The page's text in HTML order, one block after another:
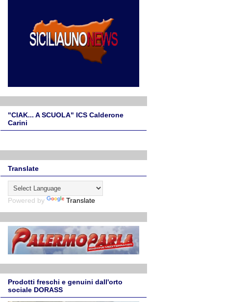
"CIAK... A SCUOLA" ICS Calderone
Carini
Translate
Powered by Translate
Prodotti freschi e genuini dall'orto
sociale DORASS